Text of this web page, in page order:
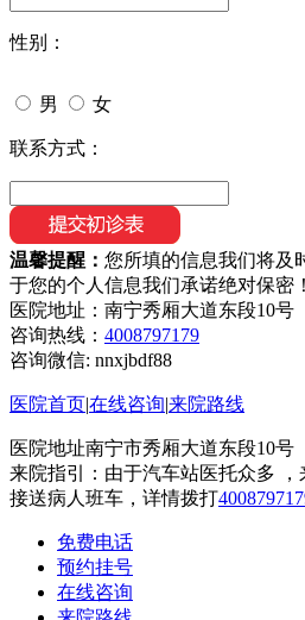
性别：
男 女
联系方式：
温馨提醒： 您所填的信息我们将及
于您的个人信息我们承诺绝对保密
医院地址：南宁秀厢大道东段10号
咨询热线： 4008797179
咨询微信: nnxjbdf88
医院首页|在线咨询|来院路线
医院地址南宁市秀厢大道东段10号
来院指引：由于汽车站医托众多
接送病人班车，详情拨打
免费电话
预约挂号
在线咨询